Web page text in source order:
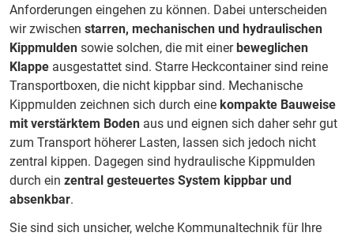
Anforderungen eingehen zu können. Dabei unterscheiden
wir zwischen starren, mechanischen und hydraulischen
Kippmulden sowie solchen, die mit einer beweglichen
Klappe ausgestattet sind. Starre Heckcontainer sind reine
Transportboxen, die nicht kippbar sind. Mechanische
Kippmulden zeichnen sich durch eine kompakte Bauweise
mit verstärktem Boden aus und eignen sich daher sehr gut
zum Transport höherer Lasten, lassen sich jedoch nicht
zentral kippen. Dagegen sind hydraulische Kippmulden
durch ein zentral gesteuertes System kippbar und
absenkbar.
Sie sind sich unsicher, welche Kommunaltechnik für Ihre